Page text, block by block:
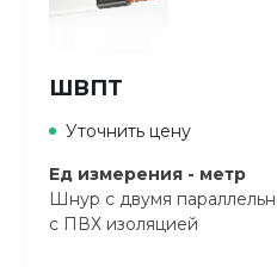
ШВПТ
Уточнить цену
Ед измерения - метр
Шнур с двумя
с ПВХ изоляцией